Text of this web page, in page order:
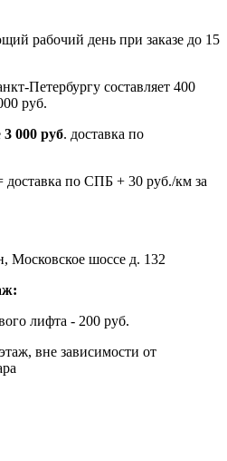
рабочий день при заказе до 15
Петербургу составляет 400
руб.
3 000 руб. доставка по
по СПБ + 30 руб./км за
Московское шоссе д. 132
лифта - 200 руб.
вне зависимости от